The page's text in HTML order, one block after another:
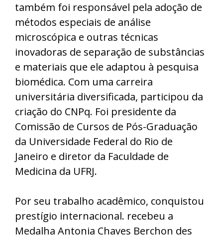
também foi responsável pela adoção de
métodos especiais de análise
microscópica e outras técnicas
inovadoras de separação de substâncias
e materiais que ele adaptou à pesquisa
biomédica. Com uma carreira
universitária diversificada, participou da
criação do CNPq. Foi presidente da
Comissão de Cursos de Pós-Graduação
da Universidade Federal do Rio de
Janeiro e diretor da Faculdade de
Medicina da UFRJ.
Por seu trabalho acadêmico, conquistou
prestígio internacional. recebeu a
Medalha Antonia Chaves Berchon des